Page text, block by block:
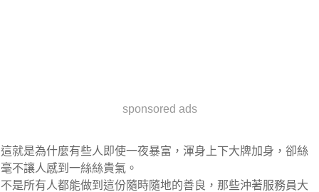
sponsored ads
這就是為什麼有些人即使一夜暴富，渾身上下大牌加身，卻絲
毫不讓人感到一絲絲貴氣。
不是所有人都能做到這份隨時隨地的善良，那些沖著服務員大